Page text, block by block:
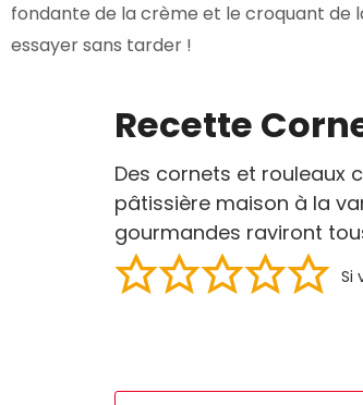
fondante de la crème et le croquant de
essayer sans tarder !
Recette
Des cornets et rouleaux
pâtissière maison à la
gourmandes raviront
Si